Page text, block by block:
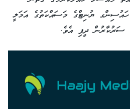
އިމާރާތްކުރަން ނިންމި 2400 ހައުސިންގ ޔުނިޓްގެ މަސައްކަތުގެ އަމަލީ
ސަރުކާރުން ދީފި އެވެ.